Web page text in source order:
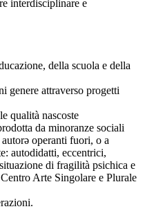
interdisciplinare e
della scuola e della
genere attraverso progetti
qualità nascoste
da minoranze sociali
operanti fuori, o a
autodidatti, eccentrici,
di fragilità psichica e
Arte Singolare e Plurale